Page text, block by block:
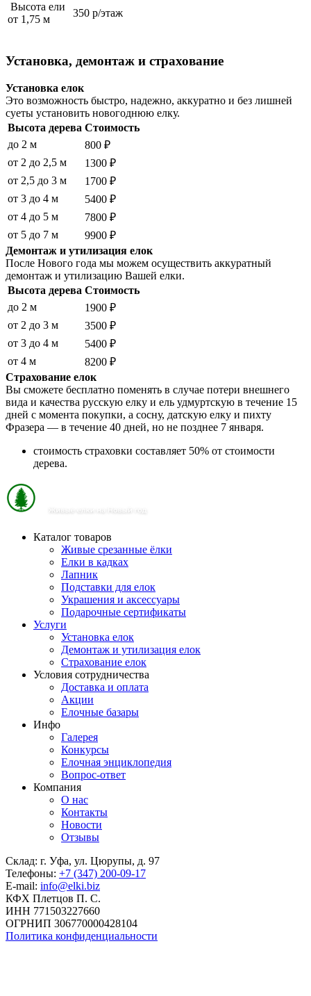
Высота ели
от 1,75 м
350 р/этаж
Установка, демонтаж и страхование
Установка елок
Это возможность быстро, надежно, аккуратно и без лишней
суеты установить новогоднюю елку.
Высота дерева Стоимость
до 2 м
800 ₽
от 2 до 2,5 м
1300 ₽
от 2,5 до 3 м
1700 ₽
от 3 до 4 м
5400 ₽
от 4 до 5 м
7800 ₽
от 5 до 7 м
9900 ₽
Демонтаж и утилизация елок
После Нового года мы можем осуществить аккуратный
демонтаж и утилизацию Вашей елки.
Высота дерева Стоимость
до 2 м
1900 ₽
от 2 до 3 м
3500 ₽
от 3 до 4 м
5400 ₽
от 4 м
8200 ₽
Страхование елок
Вы сможете бесплатно поменять в случае потери внешнего
вида и качества русскую елку и ель удмуртскую в течение 15
дней с момента покупки, а сосну, датскую елку и пихту
Фразера — в течение 40 дней, но не позднее 7 января.
стоимость страховки составляет 50% от стоимости
дерева.
Каталог товаров
Живые срезанные ёлки
Елки в кадках
Лапник
Подставки для елок
Украшения и аксессуары
Подарочные сертификаты
Услуги
Установка елок
Демонтаж и утилизация елок
Страхование елок
Условия сотрудничества
Доставка и оплата
Акции
Елочные базары
Инфо
Галерея
Конкурсы
Елочная энциклопедия
Вопрос-ответ
Компания
О нас
Контакты
Новости
Отзывы
Склад: г. Уфа, ул. Цюрупы, д. 97
Телефоны: +7 (347) 200-09-17
E-mail: info@elki.biz
КФХ Плетцов П. С.
ИНН 771503227660
ОГРНИП 306770000428104
Политика конфиденциальности